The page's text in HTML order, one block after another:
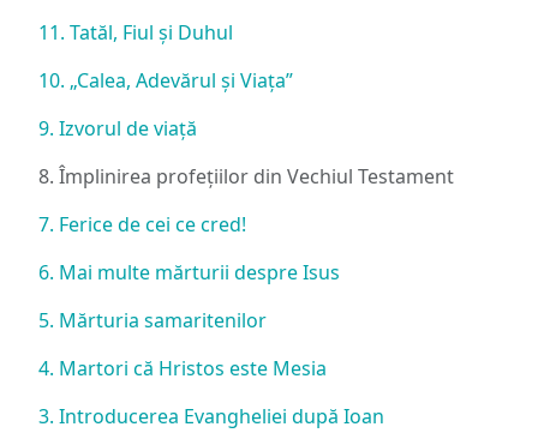
11. Tatăl, Fiul și Duhul
10. „Calea, Adevărul și Viața”
9. Izvorul de viață
8. Împlinirea profețiilor din Vechiul Testament
7. Ferice de cei ce cred!
6. Mai multe mărturii despre Isus
5. Mărturia samaritenilor
4. Martori că Hristos este Mesia
3. Introducerea Evangheliei după Ioan